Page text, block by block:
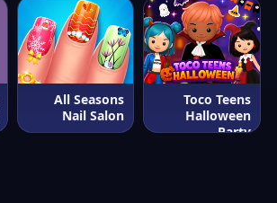
Toco Teens
Halloween
Party
All Seasons
Nail Salon